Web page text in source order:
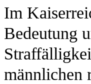
Im
Bedeutung
männlichen